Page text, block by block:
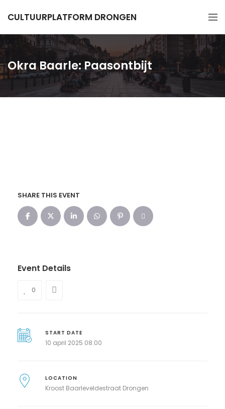
CULTUURPLATFORM DRONGEN
Okra Baarle: Paasontbijt
SHARE THIS EVENT
Event Details
0
START DATE
10 april 2025 08:00
LOCATION
Kroost Baarleveldestraat Drongen